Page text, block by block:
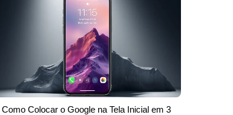
Como Colocar o Google na Tela Inicial em 3